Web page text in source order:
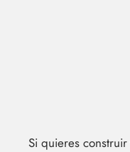
Si quieres construir